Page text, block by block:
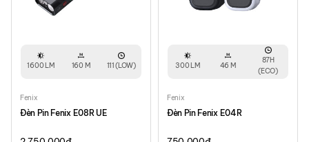
1600 LM 160 M 111 (LOW)
Fenix
Đèn Pin Fenix E08R UE
300 LM 46 M
87H
(ECO)
Fenix
Đèn Pin Fenix E04R